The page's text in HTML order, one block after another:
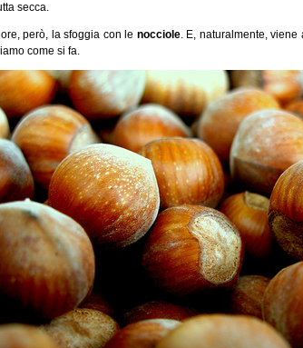
secca.
però, la sfoggia con le nocciole. E, naturalmente,
come si fa.